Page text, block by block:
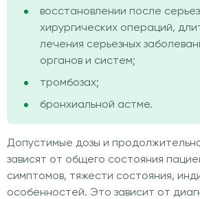
восстановлении после
хирургических операций,
лечения серьезных
органов и систем;
тромбозах;
бронхиальной астме.
Допустимые дозы и
зависят от общего состояния
симптомов, тяжести состояния,
особенностей. Это зависит от